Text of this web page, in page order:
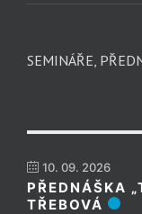
SEMINÁŘE,
10. 09. 2026
PŘEDNÁŠKA
TŘEBOVÁ